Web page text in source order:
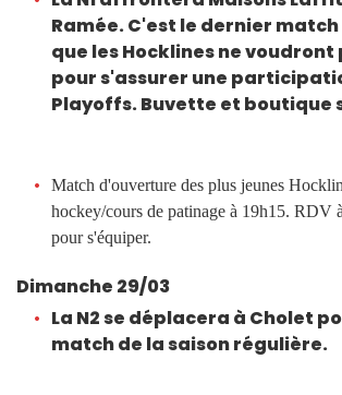
Ramée. C'est le dernier
que les Hocklines ne
pour s'assurer une
Playoffs. Buvette et boutique
Match d'ouverture des plus jeunes
hockey/cours de patinage à 19h15. RDV
pour s'équiper.
Dimanche 29/03
La N2 se déplacera à Cholet
match de la saison régulière.